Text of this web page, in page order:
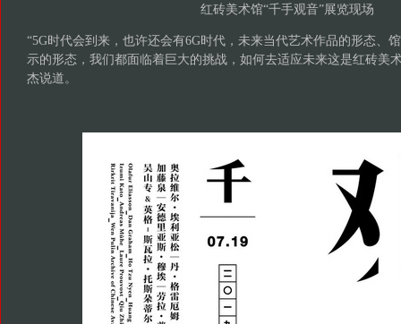
红砖美术馆“千手观音”展览现场
“5G时代会到来，也许还会有6G时代，未来当代艺术作品的形态、
示的形态，我们都面临着巨大的挑战，如何去适应未来这是红砖美
杰说道。